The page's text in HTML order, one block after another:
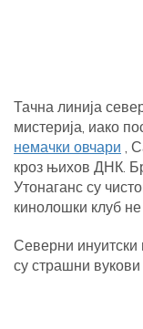
Тачна линија
мистерија, иако
немачки овчари ,
кроз њихов ДНК.
Утонаганс су
кинолошки клуб не
Северни инуитски
су страшни